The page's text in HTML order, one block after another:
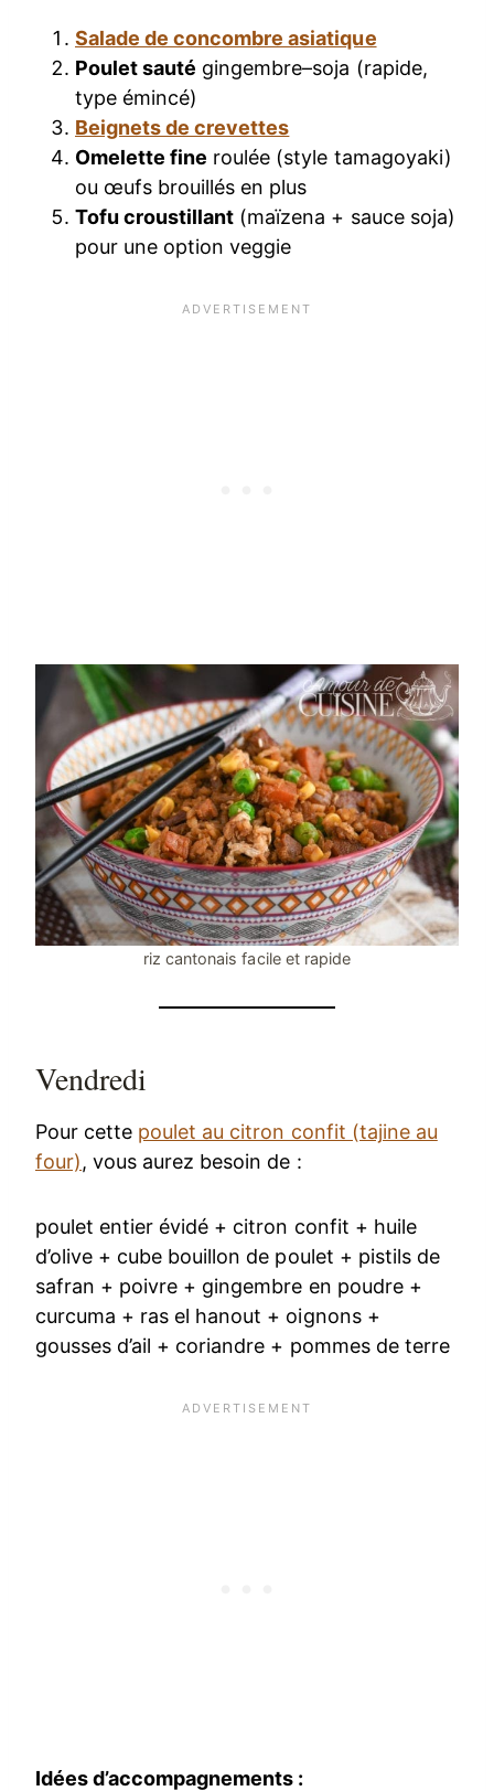
Salade de concombre asiatique
Poulet sauté gingembre–soja (rapide,
type émincé)
Beignets de crevettes
Omelette fine roulée (style tamagoyaki)
ou œufs brouillés en plus
Tofu croustillant (maïzena + sauce soja)
pour une option veggie
riz cantonais facile et rapide
Vendredi
Pour cette poulet au citron confit (tajine au
four), vous aurez besoin de :
poulet entier évidé + citron confit + huile
d’olive + cube bouillon de poulet + pistils de
safran + poivre + gingembre en poudre +
curcuma + ras el hanout + oignons +
gousses d’ail + coriandre + pommes de terre
Idées d’accompagnements :